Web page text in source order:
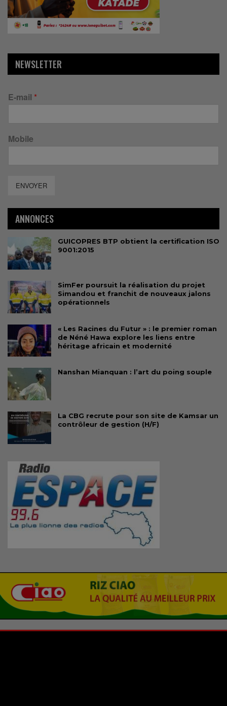
NEWSLETTER
E-mail *
Mobile
ENVOYER
ANNONCES
GUICOPRES BTP obtient la certification ISO
9001:2015
SimFer poursuit la réalisation du projet
Simandou et franchit de nouveaux jalons
opérationnels
« Les Racines du Futur » : le premier roman
de Néné Hawa explore les liens entre
héritage africain et modernité
Nanshan Mianquan : l’art du poing souple
La CBG recrute pour son site de Kamsar un
contrôleur de gestion (H/F)